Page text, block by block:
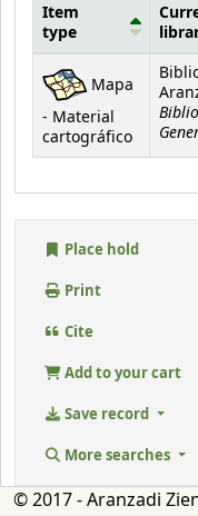
Holdings
Item
type
Mapa
- Material
cartográfico
Place hold
Print
Cite
Add to your cart
Save record
More searches
© 2017 - Aranzadi